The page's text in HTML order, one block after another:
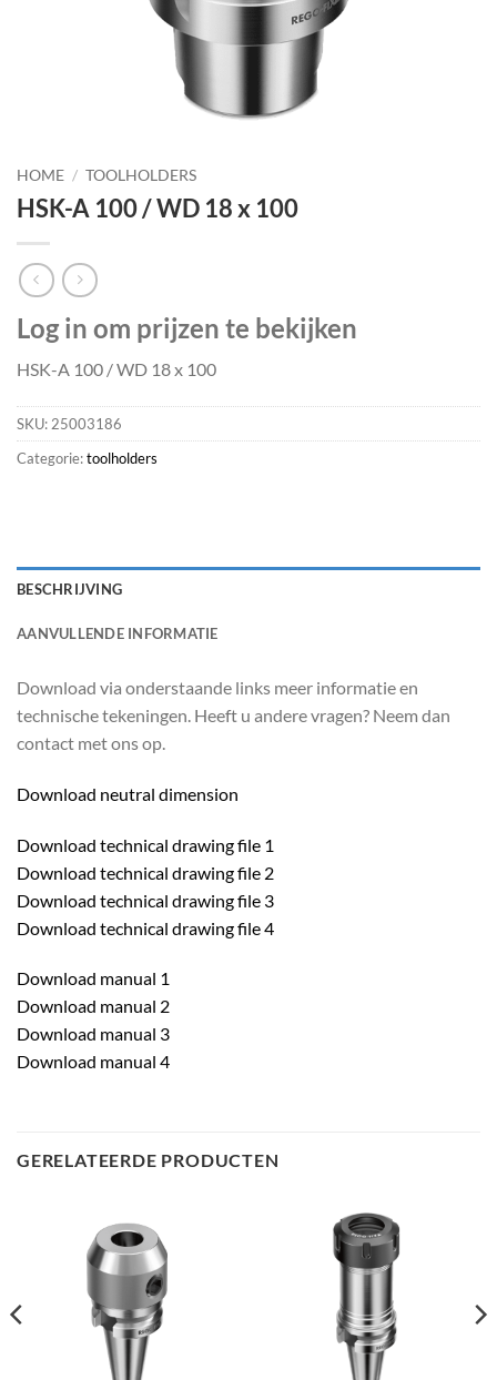
HOME / TOOLHOLDERS
HSK-A 100 / WD 18 x 100
Log in om prijzen te bekijken
HSK-A 100 / WD 18 x 100
SKU:25003186
Categorie:toolholders
BESCHRIJVING
AANVULLENDE INFORMATIE
Download via onderstaande links meer informatie en
technische tekeningen. Heeft u andere vragen? Neem dan
contact met ons op.
Download neutral dimension
Download technical drawing file 1
Download technical drawing file 2
Download technical drawing file 3
Download technical drawing file 4
Download manual 1
Download manual 2
Download manual 3
Download manual 4
GERELATEERDE PRODUCTEN